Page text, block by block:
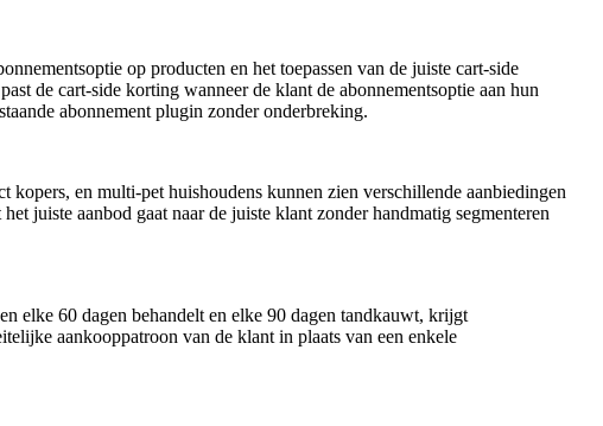
op producten en het toepassen van de juiste cart-side
de cart-side korting wanneer de klant de abonnementsoptie aan hun
abonnement plugin zonder onderbreking.
en multi-pet huishoudens kunnen zien verschillende aanbiedingen
juiste aanbod gaat naar de juiste klant zonder handmatig segmenteren
elke 60 dagen behandelt en elke 90 dagen tandkauwt, krijgt
aankooppatroon van de klant in plaats van een enkele